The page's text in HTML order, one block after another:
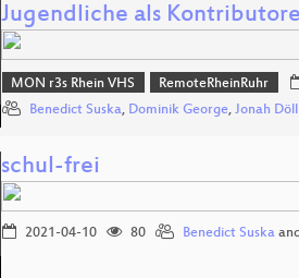
Jugendliche als
MON r3s Rhein VHS RemoteRheinRuhr
Benedict Suska, Dominik George, Jonah Döll
schul-frei
2021-04-10 80 Benedict Suska